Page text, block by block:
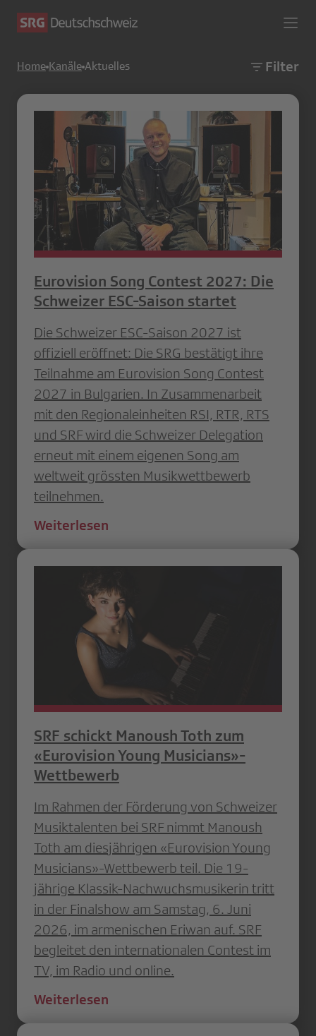
Home Kanäle Aktuelles Filter
Eurovision Song Contest 2027: Die
Schweizer ESC-Saison startet
Die Schweizer ESC-Saison 2027 ist
offiziell eröffnet: Die SRG bestätigt ihre
Teilnahme am Eurovision Song Contest
2027 in Bulgarien. In Zusammenarbeit
mit den Regionaleinheiten RSI, RTR, RTS
und SRF wird die Schweizer Delegation
erneut mit einem eigenen Song am
weltweit grössten Musikwettbewerb
teilnehmen.
Weiterlesen
SRF schickt Manoush Toth zum
«Eurovision Young Musicians»-
Wettbewerb
Im Rahmen der Förderung von Schweizer
Musiktalenten bei SRF nimmt Manoush
Toth am diesjährigen «Eurovision Young
Musicians»-Wettbewerb teil. Die 19-
jährige Klassik-Nachwuchsmusikerin tritt
in der Finalshow am Samstag, 6. Juni
2026, im armenischen Eriwan auf. SRF
begleitet den internationalen Contest im
TV, im Radio und online.
Weiterlesen